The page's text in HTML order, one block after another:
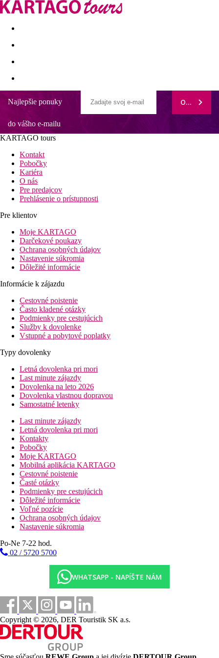
Last minute Dovolenkové kluby
Najlepšie ponuky
do vášho e-mailu
ODOBERAŤ
KARTAGO tours
Kontakt
Pobočky
Kariéra
O nás
Pre predajcov
Prehlásenie o prístupnosti
Pre klientov
Moje KARTAGO
Darčekové poukazy
Ochrana osobných údajov
Nastavenie súkromia
Dôležité informácie
Informácie k zájazdu
Cestovné poistenie
Často kladené otázky
Podmienky pre cestujúcich
Služby k dovolenke
Vstupné a pobytové poplatky
Typy dovolenky
Letná dovolenka pri mori
Last minute zájazdy
Dovolenka na leto 2026
Dovolenka vlastnou dopravou
Samostatné letenky
Last minute zájazdy
Letná dovolenka pri mori
Kontakty
Pobočky
Moje KARTAGO
Mobilná aplikácia KARTAGO
Cestovné poistenie
Časté otázky
Podmienky pre cestujúcich
Dôležité informácie
Voľné pozície
Ochrana osobných údajov
Nastavenie súkromia
Po-Ne 7-22 hod.
02 / 5720 5700
WHATSAPP - NAPÍŠTE NÁM
Copyright © 2026, DER Touristik SK a.s.